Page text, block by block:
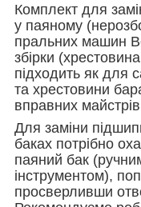
Комплект для
у паяному
пральних машин
збірки
підходить як для
та хрестовини
вправних
Для заміни
баках потрібно
паяний бак
інструментом),
просверливши